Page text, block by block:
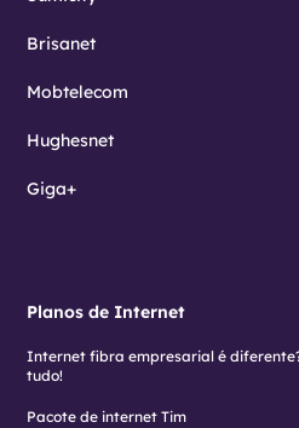
Brisanet
Mobtelecom
Hughesnet
Giga+
Planos de Internet
Internet fibra empresarial é
tudo!
Pacote de internet Tim